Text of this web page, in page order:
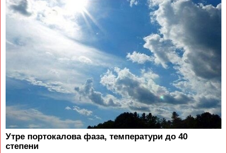
Утре портокалова фаза, температури до 40
степени